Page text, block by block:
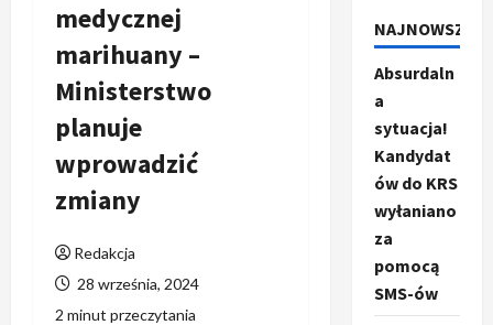
medycznej
marihuany –
Ministerstwo
planuje
wprowadzić
zmiany
Redakcja
28 września, 2024
2 minut przeczytania
NAJNOWSZE
Absurdaln
a
sytuacja!
Kandydat
ów do KRS
wyłaniano
za
pomocą
SMS-ów